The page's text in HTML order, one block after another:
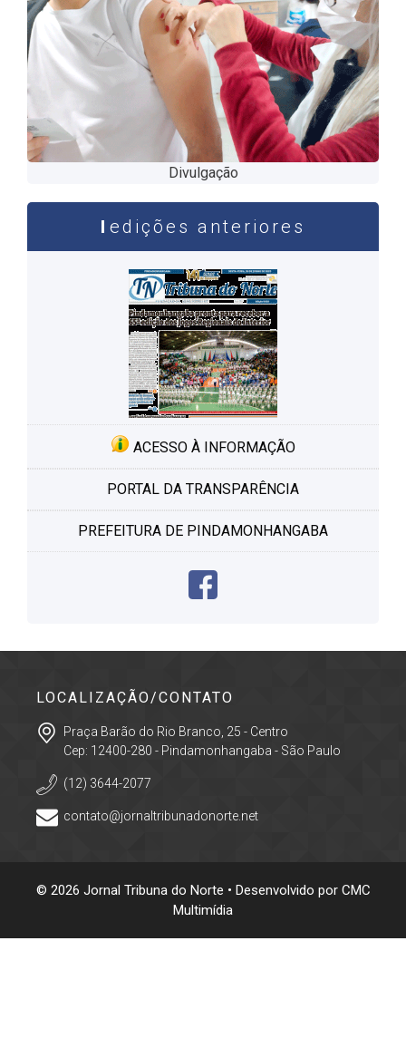
Divulgação
edições anteriores
ACESSO À INFORMAÇÃO
PORTAL DA TRANSPARÊNCIA
PREFEITURA DE PINDAMONHANGABA
LOCALIZAÇÃO/CONTATO
Praça Barão do Rio Branco, 25 - Centro
Cep: 12400-280 - Pindamonhangaba - São Paulo
(12) 3644-2077
contato@jornaltribunadonorte.net
© 2026 Jornal Tribuna do Norte • Desenvolvido por CMC
Multimídia